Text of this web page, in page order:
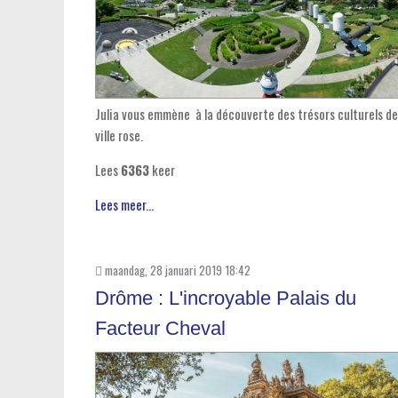
Julia vous emmène à la découverte des trésors culturels
ville rose.
Lees6363keer
Lees meer...
maandag, 28 januari 2019 18:42
Drôme : L'incroyable Palais du
Facteur Cheval